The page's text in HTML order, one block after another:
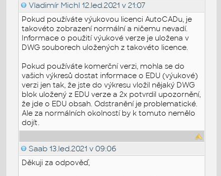
Vladimír Michl 12.led.2021 v 21:07
Pokud používáte výukovou licenci AutoCADu, je
takovéto zobrazení normální a ničemu nevadí.
Informace o použití výukové verze je uložena v
DWG souborech uložených z takovéto licence.
Pokud používáte komerční verzi, mohla se do
vašich výkresů dostat informace o EDU (výukové)
verzi jen tak, že jste do výkresu vložil nějaký DWG
blok uložený z EDU verze a 2x potvrdil upozornění,
že jde o EDU obsah. Odstranění je problematické.
Ale za normálních okolností by k tomuto nemělo
dojít.
Saab 13.led.2021 v 09:06
Děkuji za odpověď,